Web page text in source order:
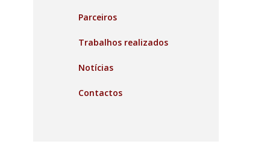
Parceiros
Trabalhos realizados
Notícias
Contactos